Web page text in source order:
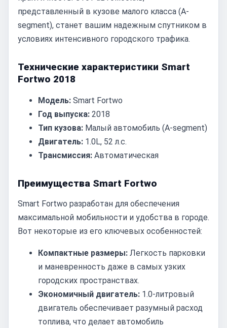
представленный в кузове малого класса (A-
segment), станет вашим надежным спутником в
условиях интенсивного городского трафика.
Технические характеристики Smart
Fortwo 2018
Модель: Smart Fortwo
Год выпуска: 2018
Тип кузова: Малый автомобиль (A-segment)
Двигатель: 1.0L, 52 л.с.
Трансмиссия: Автоматическая
Преимущества Smart Fortwo
Smart Fortwo разработан для обеспечения
максимальной мобильности и удобства в городе.
Вот некоторые из его ключевых особенностей:
Компактные размеры: Легкость парковки
и маневренность даже в самых узких
городских пространствах.
Экономичный двигатель: 1.0-литровый
двигатель обеспечивает разумный расход
топлива, что делает автомобиль